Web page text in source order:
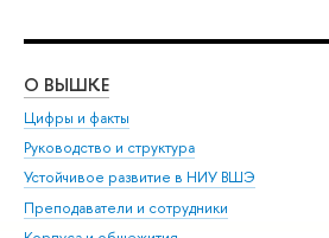
О ВЫШКЕ
Цифры и факты
Руководство и структура
Устойчивое развитие в НИУ ВШЭ
Преподаватели и сотрудники